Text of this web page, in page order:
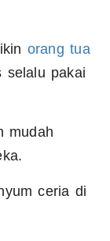
orang tua
selalu pakai
mudah
ceria di